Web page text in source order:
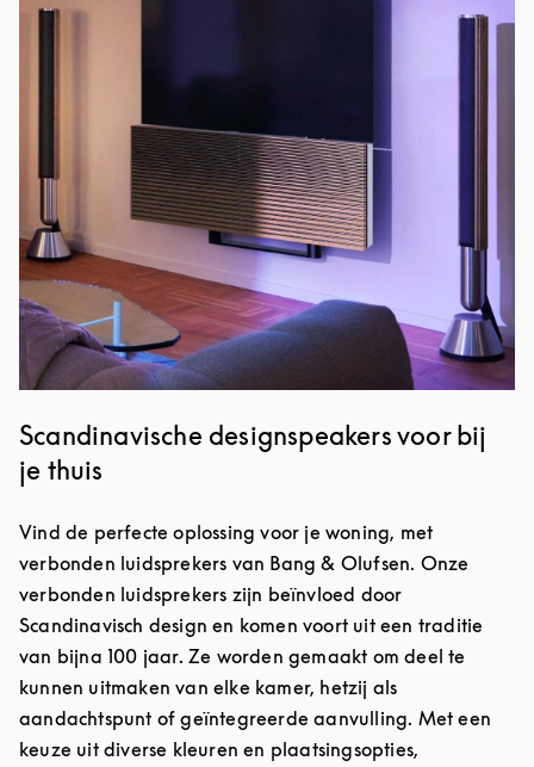
Afbeelding van evenement
Scandinavische designspeakers voor bij
je thuis
Vind de perfecte oplossing voor je woning, met
verbonden luidsprekers van Bang & Olufsen. Onze
verbonden luidsprekers zijn beïnvloed door
Scandinavisch design en komen voort uit een traditie
van bijna 100 jaar. Ze worden gemaakt om deel te
kunnen uitmaken van elke kamer, hetzij als
aandachtspunt of geïntegreerde aanvulling. Met een
keuze uit diverse kleuren en plaatsingsopties,